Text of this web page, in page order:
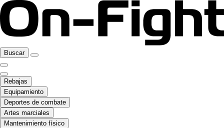
Buscar
Rebajas
Equipamiento
Deportes de combate
Artes marciales
Mantenimiento físico